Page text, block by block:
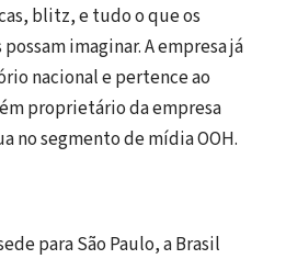
blitz, e tudo o que os
imaginar. A empresa já
nacional e pertence ao
proprietário da empresa
no segmento de mídia OOH.
para São Paulo, a Brasil